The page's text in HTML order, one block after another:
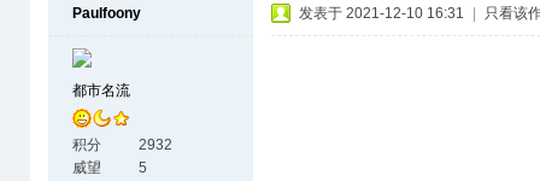
Paulfoony
都市名流
积分
2932
威望
5
发表于 2021-12-10 16:31 只看该